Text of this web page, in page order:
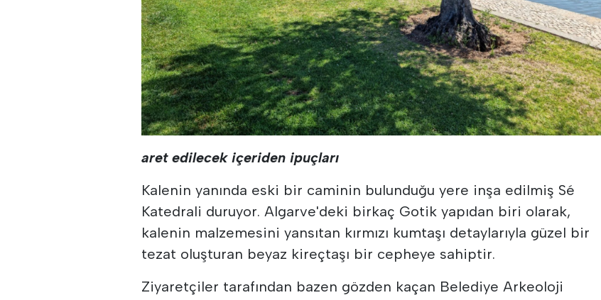
aret edilecek içeriden ipuçları
Kalenin yanında eski bir caminin bulunduğu yere inşa edilmiş Sé
Katedrali duruyor. Algarve'deki birkaç Gotik yapıdan biri olarak,
kalenin malzemesini yansıtan kırmızı kumtaşı detaylarıyla güzel bir
tezat oluşturan beyaz kireçtaşı bir cepheye sahiptir.
Ziyaretçiler tarafından bazen gözden kaçan Belediye Arkeoloji